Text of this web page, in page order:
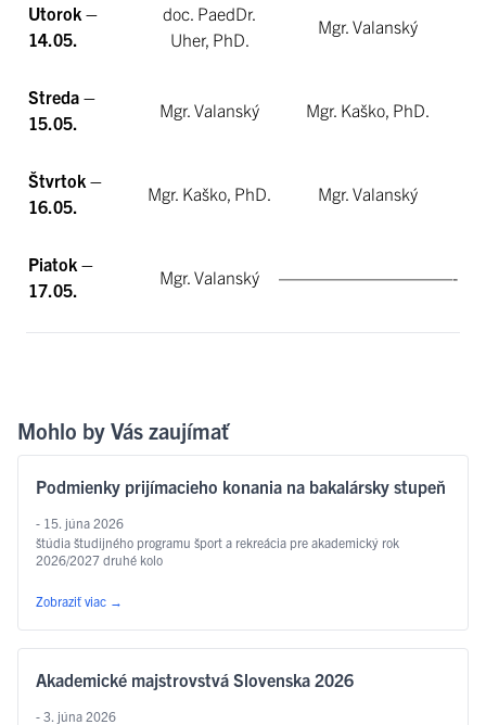
Utorok –
14.05.
doc. PaedDr.
Uher, PhD.
Mgr. Valanský
Streda –
15.05.
Mgr. Valanský Mgr. Kaško, PhD.
Štvrtok –
16.05.
Mgr. Kaško, PhD. Mgr. Valanský
Piatok –
17.05.
Mgr. Valanský ——————————-
Mohlo by Vás zaujímať
Podmienky prijímacieho konania na bakalársky stupeň
- 15. júna 2026
štúdia študijného programu šport a rekreácia pre akademický rok
2026/2027 druhé kolo
Zobraziť viac →
Akademické majstrovstvá Slovenska 2026
- 3. júna 2026